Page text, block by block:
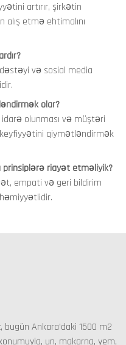
artırır, şirkətin
alış etmə ehtimalını
və sosial media
olar?
olunması və müştəri
qiymətləndirmək
prinsiplərə riayət etməliyik?
empati və geri bildirim
bugün Ankara’daki 1500 m2
un, makarna, yem,